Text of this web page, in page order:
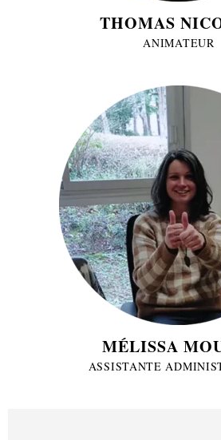
THOMAS
ANIMATEUR
MÉLISSA
ASSISTANTE